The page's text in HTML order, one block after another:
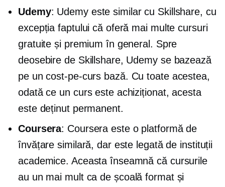
Udemy: Udemy este similar cu Skillshare, cu
excepția faptului că oferă mai multe cursuri
gratuite și premium în general. Spre
deosebire de Skillshare, Udemy se bazează
pe uncost-pe-curs bază. Cu toate acestea,
odată ce un curs este achiziționat, acesta
este deținut permanent.
Coursera: Coursera este o platformă de
învățare similară, dar este legată de instituții
academice. Aceasta înseamnă că cursurile
au un mai mult ca de școală format și